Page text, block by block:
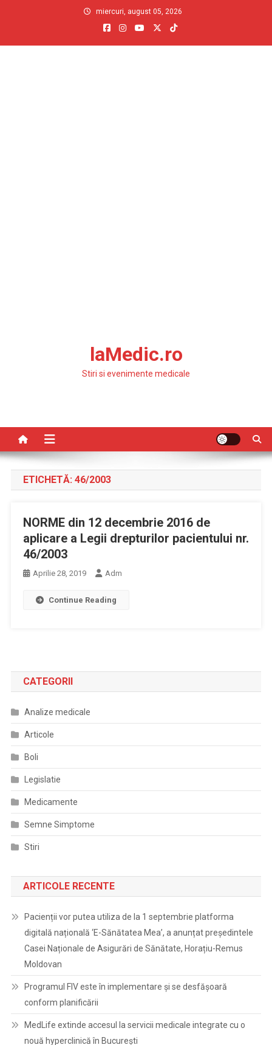
miercuri, august 05, 2026
laMedic.ro
Stiri si evenimente medicale
ETICHETĂ: 46/2003
NORME din 12 decembrie 2016 de
aplicare a Legii drepturilor pacientului nr.
46/2003
Aprilie 28, 2019 Adm
Continue Reading
CATEGORII
Analize medicale
Articole
Boli
Legislatie
Medicamente
Semne Simptome
Stiri
ARTICOLE RECENTE
Pacienții vor putea utiliza de la 1 septembrie platforma
digitală națională ‘E-Sănătatea Mea’, a anunțat președintele
Casei Naționale de Asigurări de Sănătate, Horațiu-Remus
Moldovan
Programul FIV este în implementare și se desfășoară
conform planificării
MedLife extinde accesul la servicii medicale integrate cu o
nouă hyperclinică în București